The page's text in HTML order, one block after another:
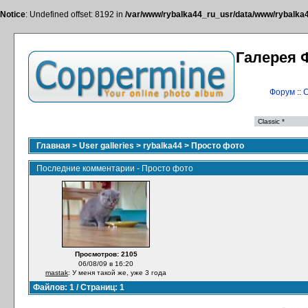
Notice: Undefined offset: 8192 in /var/www/rybalka44_ru_usr/data/www/
Галерея
Форум::
Главная > User galleries > rybalka44 > Просто фото
Последние комментарии - Просто фото
Просмотров: 2105
06/08/09 в 16:20
mastak: У меня такой же, уже 3 года
Файлов: 1 / Страниц: 1